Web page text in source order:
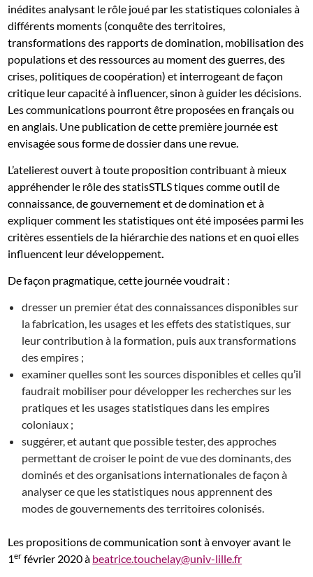
inédites analysant le rôle joué par les statistiques coloniales à
différents moments (conquête des territoires,
transformations des rapports de domination, mobilisation des
populations et des ressources au moment des guerres, des
crises, politiques de coopération) et interrogeant de façon
critique leur capacité à influencer, sinon à guider les décisions.
Les communications pourront être proposées en français ou
en anglais. Une publication de cette première journée est
envisagée sous forme de dossier dans une revue.
L’atelierest ouvert à toute proposition contribuant à mieux
appréhender le rôle des statisSTLS tiques comme outil de
connaissance, de gouvernement et de domination et à
expliquer comment les statistiques ont été imposées parmi les
critères essentiels de la hiérarchie des nations et en quoi elles
influencent leur développement.
De façon pragmatique, cette journée voudrait :
dresser un premier état des connaissances disponibles sur
la fabrication, les usages et les effets des statistiques, sur
leur contribution à la formation, puis aux transformations
des empires ;
examiner quelles sont les sources disponibles et celles qu’il
faudrait mobiliser pour développer les recherches sur les
pratiques et les usages statistiques dans les empires
coloniaux ;
suggérer, et autant que possible tester, des approches
permettant de croiser le point de vue des dominants, des
dominés et des organisations internationales de façon à
analyser ce que les statistiques nous apprennent des
modes de gouvernements des territoires colonisés.
Les propositions de communication sont à envoyer avant le
1er février 2020 à beatrice.touchelay@univ-lille.fr